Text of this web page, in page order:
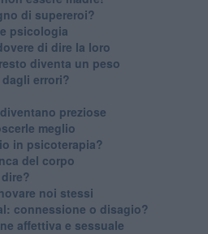
di supereroi?
psicologia
di dire la loro
diventa un peso
errori?
preziose
meglio
in psicoterapia?
del corpo
noi stessi
connessione o disagio?
affettiva e sessuale